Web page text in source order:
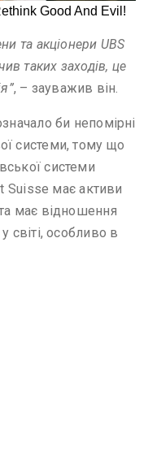
та акціонери UBS
таких заходів, це
, – зауважив він.
би непомірні
системи, тому що
системи
Suisse має активи
має відношення
світі, особливо в